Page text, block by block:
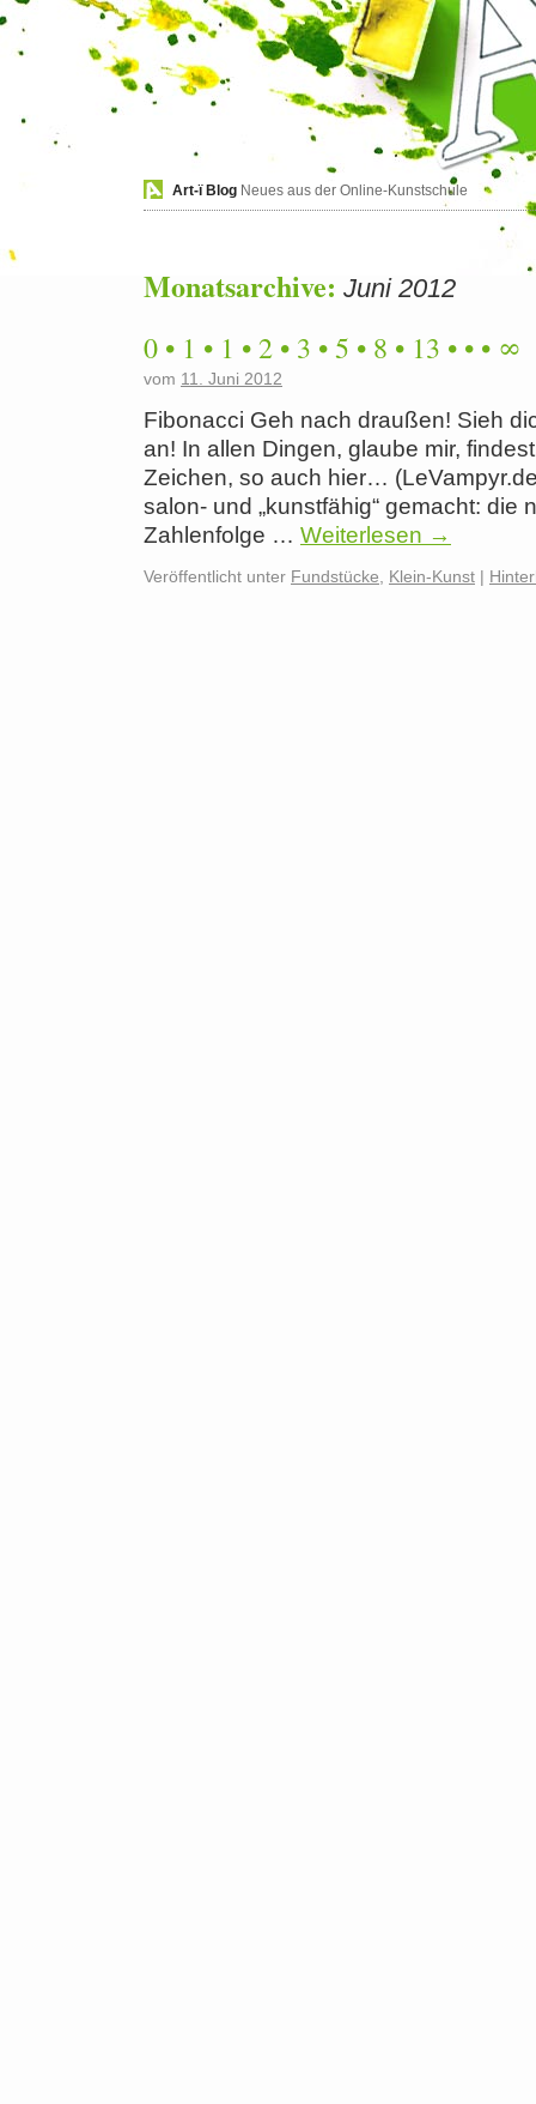
Art-ï Blog Neues aus der Online-Kunstschule
Monatsarchive: Juni 2012
0 • 1 • 1 • 2 • 3 • 5 • 8 • 13 • • • ∞
vom 11. Juni 2012
Fibonacci Geh nach draußen! Sieh
an! In allen Dingen, glaube mir,
Zeichen, so auch hier…
salon- und „kunstfähig“ gemacht: die
Zahlenfolge … Weiterlesen →
Veröffentlicht unter Fundstücke Klein-Kunst |